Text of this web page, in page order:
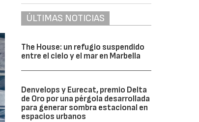
ÚLTIMAS NOTICIAS
The House: un refugio suspendido
entre el cielo y el mar en Marbella
Denvelops y Eurecat, premio Delta
de Oro por una pérgola desarrollada
para generar sombra estacional en
espacios urbanos